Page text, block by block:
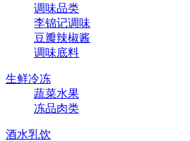
调味品类
李锦记调味
豆瓣辣椒酱
调味底料
生鲜冷冻
蔬菜水果
冻品肉类
酒水乳饮